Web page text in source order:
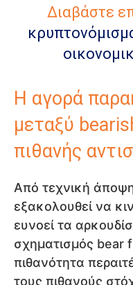
Διαβάστε
Η αγορά
μεταξύ
πιθανής
Από τεχνική
εξακολουθεί να
ευνοεί τα
σχηματισμός bear
πιθανότητα
τους πιθανούς